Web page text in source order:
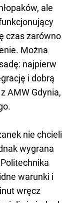
ale
czas zarówno
Można
najpierw
i dobrą
AMW Gdynia,
nie chcieli
wygrana
warunki i
wręcz